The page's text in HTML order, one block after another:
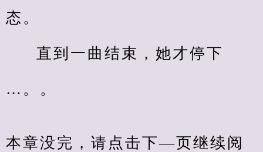
态。
直到一曲结束，她才停下
…。。
本章没完，请点击下—页继续阅